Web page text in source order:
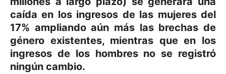
caída en los ingresos de las mujeres del
17% ampliando aún más las brechas de
género existentes, mientras que en los
ingresos de los hombres no se registró
ningún cambio.